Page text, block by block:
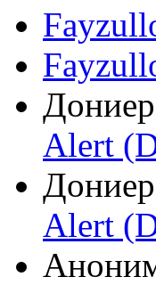
Дониер
Alert
Дониер
Alert